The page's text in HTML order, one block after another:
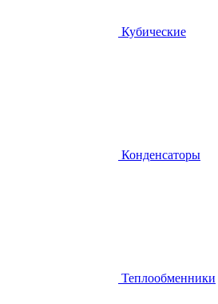
Кубические
Конденсаторы
Теплообменники